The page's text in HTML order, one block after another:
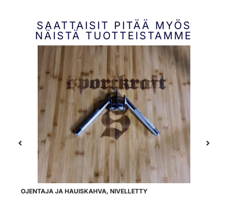
SAATTAISIT PITÄÄ MYÖS
NÄISTÄ TUOTTEISTAMME
OJENTAJA JA HAUISKAHVA, NIVELLETTY